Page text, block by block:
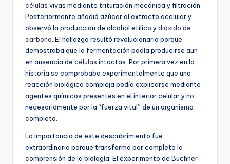
células vivas mediante trituración mecánica y filtración.
Posteriormente añadió azúcar al extracto acelular y
observó la producción de alcohol etílico ydióxido de
carbono . El hallazgo resultó revolucionario porque
demostraba que la fermentación podía producirse aun
en ausencia de células intactas. Por primera vez en la
historia se comprobaba experimentalmente que una
reacción biológica compleja podía explicarse mediante
agentes químicos presentes en el interior celular y no
necesariamente por la “fuerza vital” de un organismo
completo.
La importancia de este descubrimiento fue
extraordinaria porque transformó por completo la
comprensión de la biología. El experimento de Büchner